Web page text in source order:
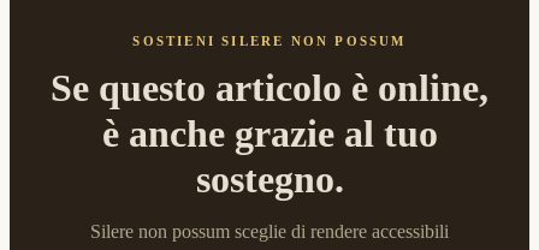
SOSTIENI SILERE NON POSSUM
Se questo articolo è online,
è anche grazie al tuo
sostegno.
Silere non possum sceglie di rendere accessibili